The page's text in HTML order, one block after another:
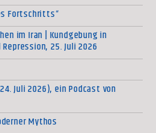
Fortschritts“
im Iran | Kundgebung in
25. Juli 2026
Juli 2026), ein Podcast von
Mythos